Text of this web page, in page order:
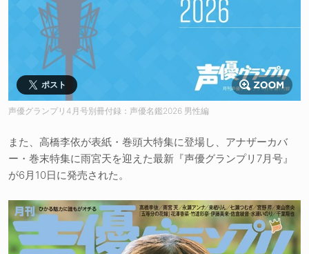
ポスト
声優グランプリ4月号別冊付録：声優名鑑2026 男性編
また、高橋李依が表紙・巻頭大特集に登場し、アナザーカバ
ー・巻末特集に雨宮天を迎えた最新『声優グランプリ7月号』
が6月10日に発売された。